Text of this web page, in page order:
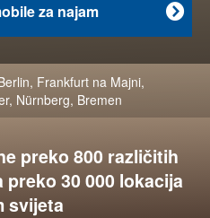

za najam
, Frankfurt na Majni,
, Nürnberg, Bremen
preko 800 različitih
30 000 lokacija
svijeta